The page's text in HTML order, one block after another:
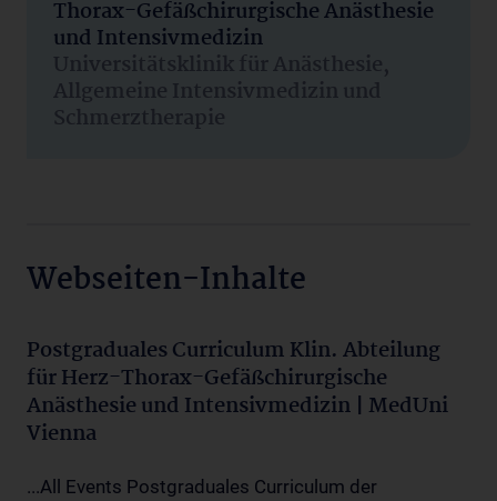
Thorax-Gefäßchirurgische Anästhesie
und Intensivmedizin
Universitätsklinik für Anästhesie,
Allgemeine Intensivmedizin und
Schmerztherapie
Webseiten-Inhalte
Postgraduales Curriculum Klin. Abteilung
für Herz-Thorax-Gefäßchirurgische
Anästhesie und Intensivmedizin | MedUni
Vienna
...All Events Postgraduales Curriculum der